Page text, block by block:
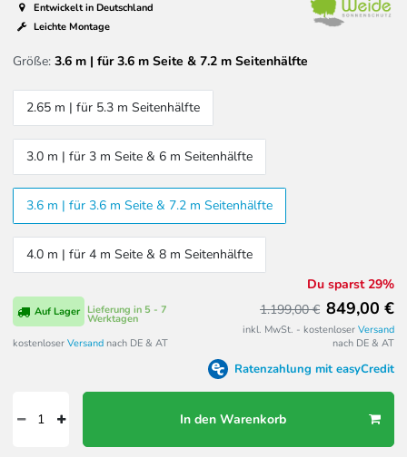
Entwickelt in Deutschland
Leichte Montage
Größe: 3.6 m | für 3.6 m Seite & 7.2 m Seitenhälfte
2.65 m | für 5.3 m Seitenhälfte
3.0 m | für 3 m Seite & 6 m Seitenhälfte
3.6 m | für 3.6 m Seite & 7.2 m Seitenhälfte
4.0 m | für 4 m Seite & 8 m Seitenhälfte
Lieferung in 5 - 7
Werktagen
Auf Lager
kostenloser Versand nach DE & AT
Du sparst 29%
1.199,00 € 849,00 €
inkl. MwSt. - kostenloser Versand
nach DE & AT
Ratenzahlung mit easyCredit
In den Warenkorb